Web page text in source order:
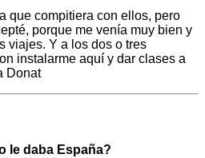
que compitiera con ellos, pero
porque me venía muy bien y
viajes. Y a los dos o tres
instalarme aquí y dar clases a
Donat
le daba España?